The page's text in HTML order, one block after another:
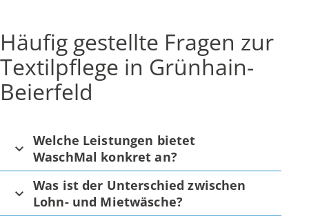
Häufig gestellte Fragen zur
Textilpflege in Grünhain-
Beierfeld
Welche Leistungen bietet
WaschMal konkret an?
Was ist der Unterschied zwischen
Lohn- und Mietwäsche?